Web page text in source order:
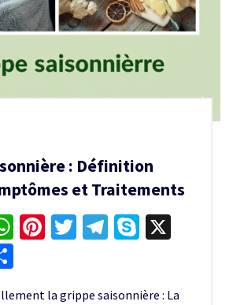
: Définition
et Traitements
WhatsApp
Pinterest
Twitter
Telegram
Skype
la grippe saisonnière : La